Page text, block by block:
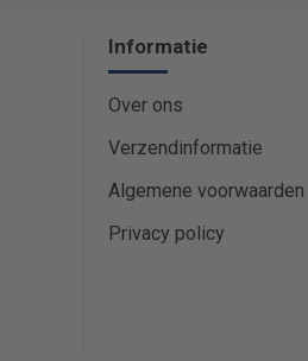
Informatie
Over ons
Verzendinformatie
Algemene voorwaarden
Privacy policy